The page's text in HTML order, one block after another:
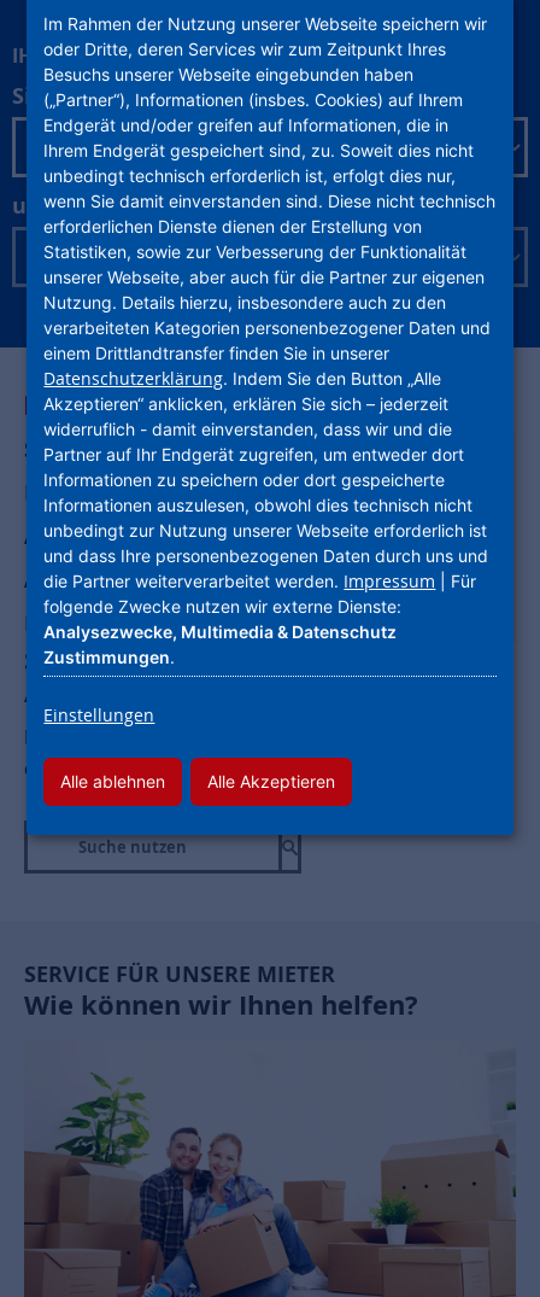
IHRE INFOS RUND UM DIE NHW
Sie sind
und möchten Infos zu:
AUF EINEN BLICK
SERVICE FÜR UNSERE MIETER
NEUBAUPROJEKTE
ANGEBOTE FÜR UNSERE MIETER
AKTUELLES DER NHW
NHW ALS ARBEITGEBER
Sie haben Fragen – wir die
Antworten.
Nutzen Sie die Seitennavigation "Auf einen Blick"
oder unsere Suchfunktion!
Suche nutzen
SERVICE FÜR UNSERE MIETER
Wie können wir Ihnen helfen?
Im Rahmen der Nutzung unserer Webseite speichern wir
oder Dritte, deren Services wir zum Zeitpunkt Ihres
Besuchs unserer Webseite eingebunden haben
(„Partner“), Informationen (insbes. Cookies) auf Ihrem
Endgerät und/oder greifen auf Informationen, die in
Ihrem Endgerät gespeichert sind, zu. Soweit dies nicht
unbedingt technisch erforderlich ist, erfolgt dies nur,
wenn Sie damit einverstanden sind. Diese nicht technisch
erforderlichen Dienste dienen der Erstellung von
Statistiken, sowie zur Verbesserung der Funktionalität
unserer Webseite, aber auch für die Partner zur eigenen
Nutzung. Details hierzu, insbesondere auch zu den
verarbeiteten Kategorien personenbezogener Daten und
einem Drittlandtransfer finden Sie in unserer
Datenschutzerklärung. Indem Sie den Button „Alle
Akzeptieren“ anklicken, erklären Sie sich – jederzeit
widerruflich - damit einverstanden, dass wir und die
Partner auf Ihr Endgerät zugreifen, um entweder dort
Informationen zu speichern oder dort gespeicherte
Informationen auszulesen, obwohl dies technisch nicht
unbedingt zur Nutzung unserer Webseite erforderlich ist
und dass Ihre personenbezogenen Daten durch uns und
die Partner weiterverarbeitet werden. Impressum | Für
folgende Zwecke nutzen wir externe Dienste:
Analysezwecke, Multimedia & Datenschutz
Zustimmungen.
Einstellungen
Alle ablehnen Alle Akzeptieren